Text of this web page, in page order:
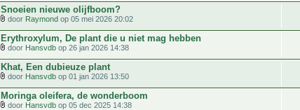
Snoeien nieuwe olijfboom?
door Raymond op 05 mei 2026 20:02
Erythroxylum, De plant die u niet mag hebben
door Hansvdb op 26 jan 2026 14:38
Khat, Een dubieuze plant
door Hansvdb op 01 jan 2026 13:50
Moringa oleifera, de wonderboom
door Hansvdb op 05 dec 2025 14:38